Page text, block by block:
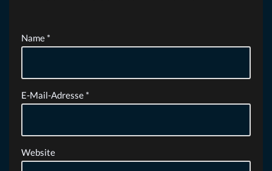
Name *
E-Mail-Adresse *
Website